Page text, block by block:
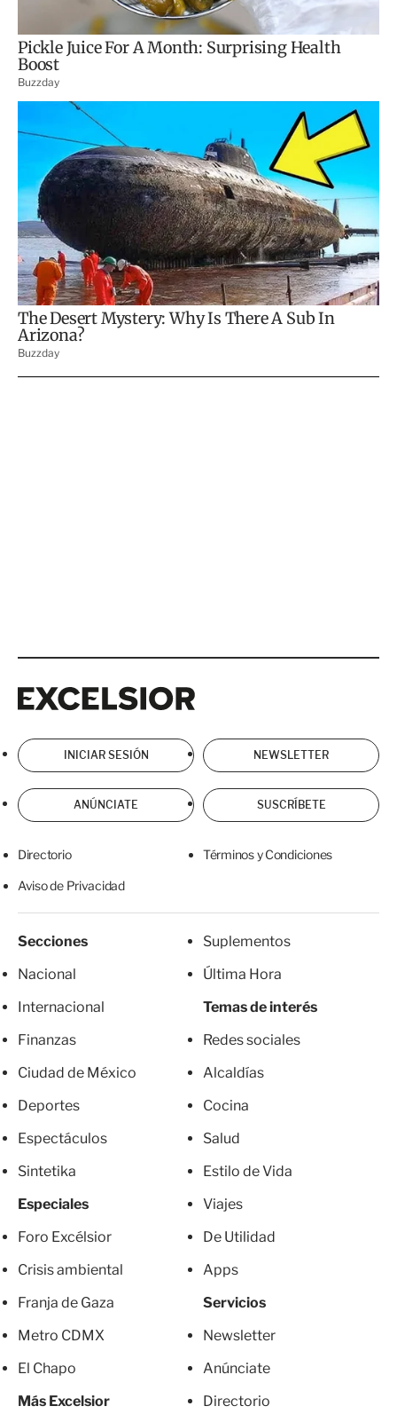
INICIAR SESIÓN NEWSLETTER
ANÚNCIATE SUSCRÍBETE
Directorio Términos y Condiciones
Aviso de Privacidad
Secciones
Nacional
Internacional
Finanzas
Ciudad de México
Deportes
Espectáculos
Sintetika
Especiales
Foro Excélsior
Crisis ambiental
Franja de Gaza
Metro CDMX
El Chapo
Más Excelsior
Suplementos
Última Hora
Temas de interés
Redes sociales
Alcaldías
Cocina
Salud
Estilo de Vida
Viajes
De Utilidad
Apps
Servicios
Newsletter
Anúnciate
Directorio